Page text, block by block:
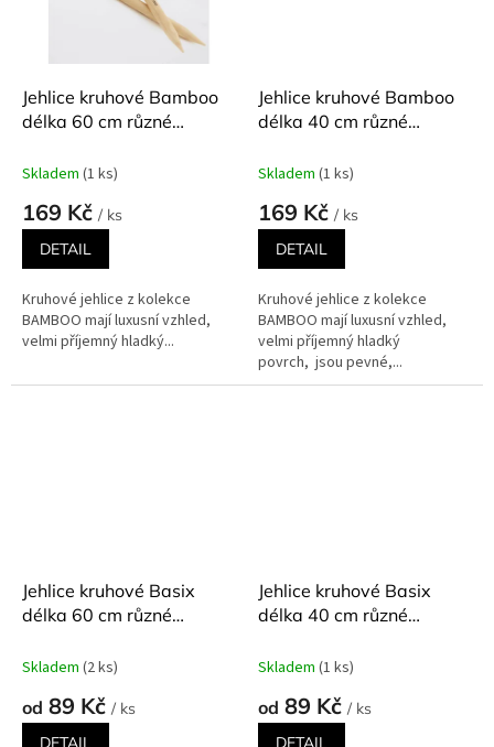
Jehlice kruhové Bamboo
délka 60 cm různé
Skladem (1 ks)
169 Kč / ks
DETAIL
Kruhové jehlice z kolekce
BAMBOO mají luxusní vzhled,
velmi příjemný hladký...
Jehlice kruhové Bamboo
délka 40 cm různé
Skladem (1 ks)
169 Kč / ks
DETAIL
Kruhové jehlice z kolekce
BAMBOO mají luxusní vzhled,
velmi příjemný hladký
povrch, jsou pevné,...
Jehlice kruhové Basix
délka 60 cm různé
Skladem (2 ks)
od 89 Kč / ks
DETAIL
Jehlice kruhové Basix
délka 40 cm různé
Skladem (1 ks)
od 89 Kč / ks
DETAIL